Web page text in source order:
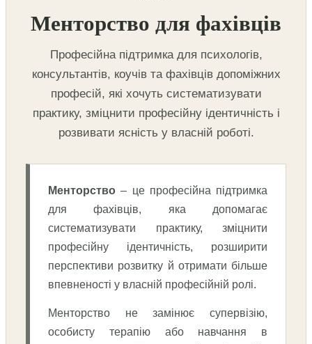
Менторство для фахівців
Професійна підтримка для психологів,
консультантів, коучів та фахівців допоміжних
професій, які хочуть систематизувати
практику, зміцнити професійну ідентичність і
розвивати ясність у власній роботі.
Менторство – це професійна підтримка
для фахівців, яка допомагає
систематизувати практику, зміцнити
професійну ідентичність, розширити
перспективи розвитку й отримати більше
впевненості у власній професійній ролі.
Менторство не замінює супервізію,
особисту терапію або навчання в